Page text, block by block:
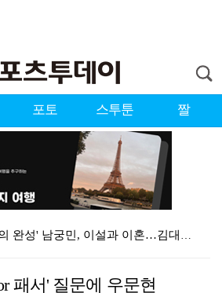
포토 스투툰 짤
종영 '결혼의 완성' 남궁민, 이설과 이혼…김대명·우지…
패서' 질문에 우문현